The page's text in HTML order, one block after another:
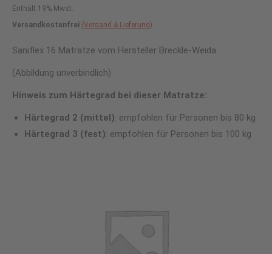
Enthält 19% Mwst.
Versandkostenfrei (Versand & Lieferung)
Saniflex 16 Matratze vom Hersteller Breckle-Weida.
(Abbildung unverbindlich)
Hinweis zum Härtegrad bei dieser Matratze:
Härtegrad 2 (mittel): empfohlen für Personen bis 80 kg
Härtegrad 3 (fest): empfohlen für Personen bis 100 kg